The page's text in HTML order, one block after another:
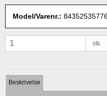
Model/Varenr.:
stk.
Beskrivelse